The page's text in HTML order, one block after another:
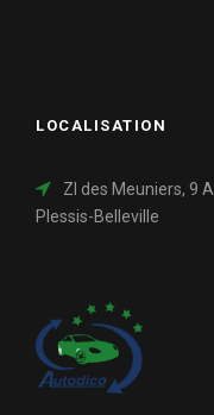
LOCALISATION
ZI des Meuniers, 9
Plessis-Belleville